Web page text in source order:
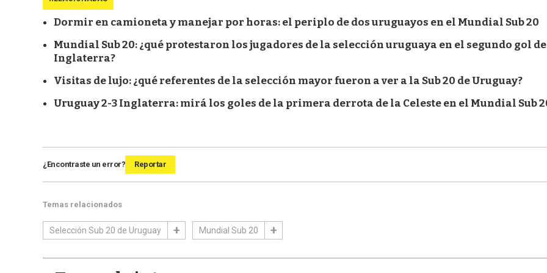
Dormir en camioneta y manejar por horas: el periplo de dos uruguayos en el Mundial Sub 20
Mundial Sub 20: ¿qué protestaron los jugadores de la selección uruguaya en el segundo gol de
Inglaterra?
Visitas de lujo: ¿qué referentes de la selección mayor fueron a ver a la Sub 20 de Uruguay?
Uruguay 2-3 Inglaterra: mirá los goles de la primera derrota de la Celeste en el Mundial Sub
¿Encontraste un error? Reportar
Temas relacionados
Selección Sub 20 de Uruguay Mundial Sub 20